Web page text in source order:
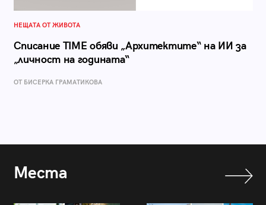
НЕЩАТА ОТ ЖИВОТА
Списание TIME обяви „Архитектите“ на ИИ за
„личност на годината“
ОТ БИСЕРКА ГРАМАТИКОВА
Места